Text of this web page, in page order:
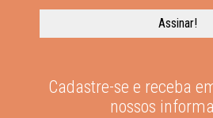
Cadastre-se e receba
nossos